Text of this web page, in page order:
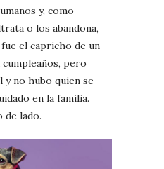
y, como
o los abandona,
el capricho de un
pero
y no hubo quien se
en la familia.
de lado.